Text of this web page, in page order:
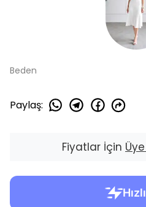
Beden
Paylaş:
Fiyatlar İçin